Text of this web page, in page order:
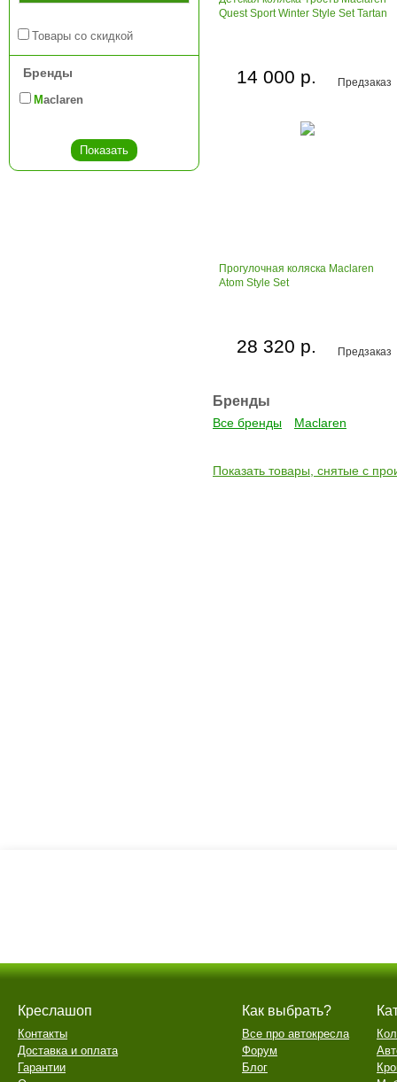
Товары со скидкой
Бренды
Maclaren
Quest Sport Winter Style Set Tartan
Предзаказ
14 000 р.
Прогулочная коляска Maclaren
Atom Style Set
Предзаказ
28 320 р.
Бренды
Все бренды Maclaren
Показать товары, снятые с
Креслашоп
Контакты
Доставка и оплата
Гарантии
Как выбрать?
Все про автокресла
Форум
Блог